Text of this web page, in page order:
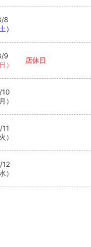
8
）
9
）
店休日
10
）
11
）
12
）